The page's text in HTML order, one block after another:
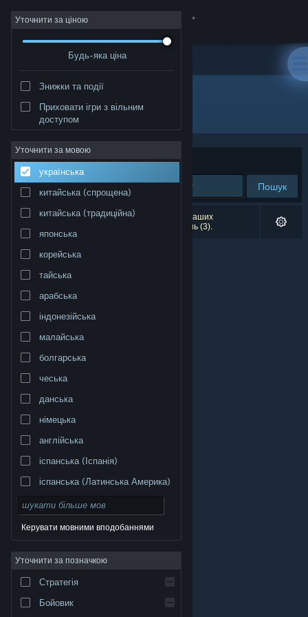
Увійти
Крамниця
Інформація
Підтримка
Змінити мову
Переглянути повну версію
© Valve Corporation. Усі права захищено. Усі
Юридична інформація
підписника Steam
cookie
Уточнити за ціною
Будь-яка ціна
Знижки та події
Приховати ігри з вільним
доступом
Уточнити за мовою
українська
китайська (спрощена)
китайська (традиційна)
японська
корейська
тайська
арабська
індонезійська
малайська
болгарська
чеська
данська
німецька
англійська
іспанська (Іспанія)
іспанська (Латинська Америка)
Керувати мовними вподобаннями
Уточнити за позначкою
Стратегія
Бойовик
Видавець: Magory.net
Упорядкувати за доречністю
Пошук
Результатів вашого пошуку: 0. Відповідно до ваших
уподобань було виключено кілька найменувань (3).